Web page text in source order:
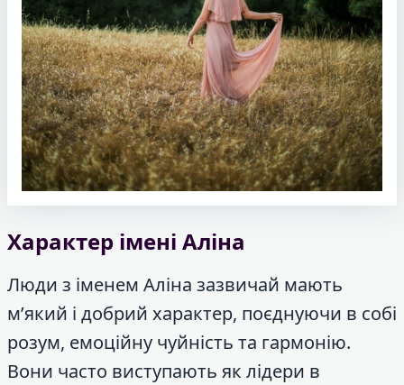
Характер імені Аліна
Люди з іменем Аліна зазвичай мають
м’який і добрий характер, поєднуючи в собі
розум, емоційну чуйність та гармонію.
Вони часто виступають як лідери в